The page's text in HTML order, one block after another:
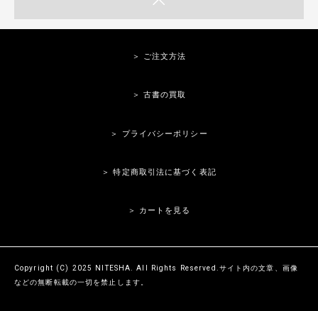
＞ ご注文方法
＞ 古書の買取
＞ プライバシーポリシー
＞ 特定商取引法に基づく表記
＞ カートを見る
Copyright (C) 2025 NITESHA. All Rights Reserved.サイト内の文章、画像
などの無断転載の一切を禁止します。